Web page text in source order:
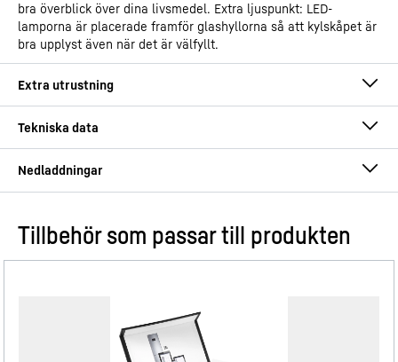
bra överblick över dina livsmedel. Extra ljuspunkt: LED-
lamporna är placerade framför glashyllorna så att kylskåpet är
bra upplyst även när det är välfyllt.
Produktkategori
Integrerbart kylskåp med
Driftsinstruktioner
Tillbehör som passar till produkten